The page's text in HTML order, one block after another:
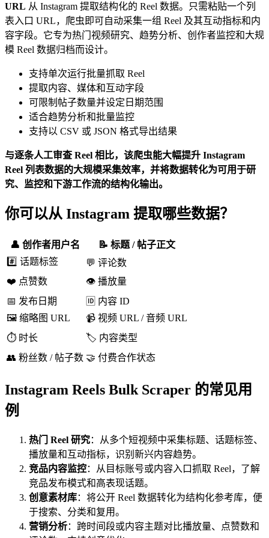
URL 从 Instagram 提取结构化的 Reel 数据。只需粘贴一个列
表入口 URL，爬虫即可自动采集一组 Reel 及其互动指标和内
容字段。它专为热门视频研究、趋势分析、创作者监控和大规
模 Reel 数据归档而设计。
支持单次运行批量抓取 Reel
提取内容、媒体和互动字段
可限制帖子数量并设定日期范围
适合趋势分析和批量监控
支持以 CSV 或 JSON 格式导出结果
与逐条人工审查 Reel 相比，该爬虫能大幅提升 Instagram
Reel 列表数据的大规模采集效率，并将数据转化为可用于研
究、监控和下游工作流的结构化输出。
你可以从 Instagram 提取哪些数据？
👤 创作者用户名
📝 标题 / 帖子正文
#️⃣ 话题标签
💬 评论数
❤️ 点赞数
👁️ 播放量
📅 发布日期
🆔 内容 ID
🖼️ 缩略图 URL
📹 视频 URL / 音频 URL
⏱️ 时长
🏷️ 内容类型
👥 粉丝数 / 帖子数 🤝 付费合作状态
Instagram Reels Bulk Scraper 的常见用
例
热门 Reel 研究：从多个短视频中采集标题、话题标签、
播放量和互动指标，识别新兴内容趋势。
竞品内容监控：从目标账号或内容入口抓取 Reel，了解
竞品发布模式和高表现话题。
创意素材库：将公开 Reel 数据转化为结构化参考库，便
于搜索、分类和复用。
营销分析：跨时间段或内容主题对比播放量、点赞数和